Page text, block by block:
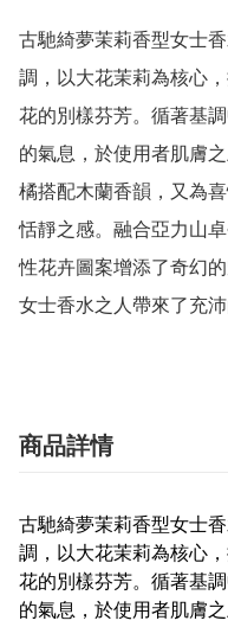
古馳綺夢茉莉香型女士
調，以大花茉莉為核心
花的別樣芬芳。循著基
的氣息，於使用者肌膚
橘搭配木蘭香韻，又為
恬靜之感。融合亞力山
性花卉圖案增添了奇幻
女士香水之人帶來了充沛
商品詳情
古馳綺夢茉莉香型女士
調，以大花茉莉為核心
花的別樣芬芳。循著基
的氣息，於使用者肌膚